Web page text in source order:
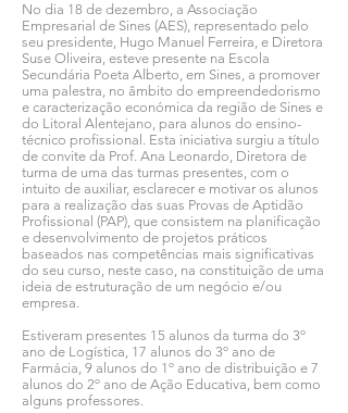
No dia 18 de dezembro, a Associação
Empresarial de Sines (AES), representado pelo
seu presidente, Hugo Manuel Ferreira, e Diretora
Suse Oliveira, esteve presente na Escola
Secundária Poeta Alberto, em Sines, a promover
uma palestra, no âmbito do empreendedorismo
e caracterização económica da região de Sines e
do Litoral Alentejano, para alunos do ensino-
técnico profissional. Esta iniciativa surgiu a título
de convite da Prof. Ana Leonardo, Diretora de
turma de uma das turmas presentes, com o
intuito de auxiliar, esclarecer e motivar os alunos
para a realização das suas Provas de Aptidão
Profissional (PAP), que consistem na planificação
e desenvolvimento de projetos práticos
baseados nas competências mais significativas
do seu curso, neste caso, na constituição de uma
ideia de estruturação de um negócio e/ou
empresa.
Estiveram presentes 15 alunos da turma do 3º
ano de Logística, 17 alunos do 3º ano de
Farmácia, 9 alunos do 1º ano de distribuição e 7
alunos do 2º ano de Ação Educativa, bem como
alguns professores.